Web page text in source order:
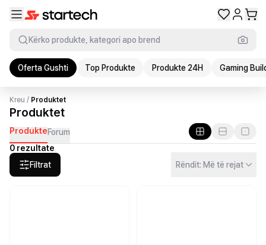
Kërko produkte, kategori apo brend
Oferta Gushti Top Produkte Produkte 24H Gaming
Kreu / Produktet
Produktet
ProdukteForum
0 rezultate
Filtrat
Rëndit: Më të rejat